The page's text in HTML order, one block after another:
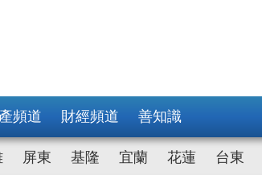
頻道 財經頻道 善知識
屏東 基隆 宜蘭 花蓮 台東